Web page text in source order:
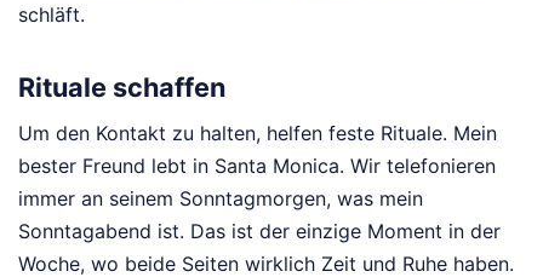
schläft.
Rituale schaffen
Um den Kontakt zu halten, helfen feste Rituale. Mein
bester Freund lebt in Santa Monica. Wir telefonieren
immer an seinem Sonntagmorgen, was mein
Sonntagabend ist. Das ist der einzige Moment in der
Woche, wo beide Seiten wirklich Zeit und Ruhe haben.